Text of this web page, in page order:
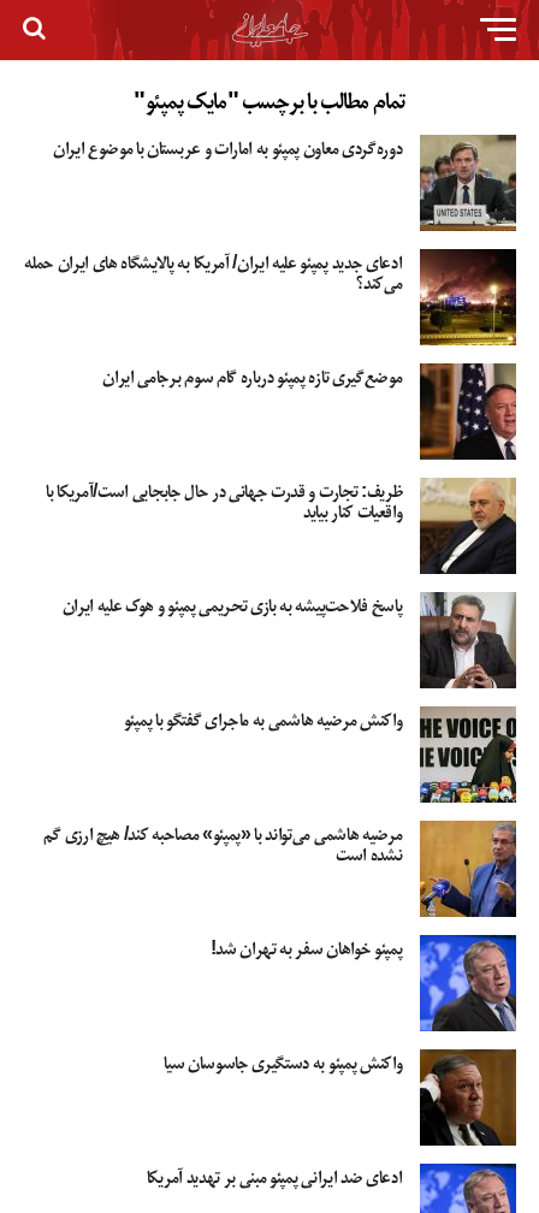
تمام مطالب با برچسب "مایک پمپئو"
دوره‌گردی معاون پمپئو به امارات و عربستان با موضوع ایران
ادعای جدید پمپئو علیه ایران/ آمریکا به پالایشگاه های ایران حمله
می‌کند؟
موضع‌گیری تازه پمپئو درباره گام سوم برجامی ایران
ظریف: تجارت و قدرت جهانی در حال جابجایی است/آمریکا با
واقعیات کنار بیاید
پاسخ فلاحت‌پیشه به بازی تحریمی پمپئو و هوک علیه ایران
واکنش مرضیه هاشمی به ماجرای گفتگو با پمپئو
مرضیه هاشمی می‌تواند با «پمپئو» مصاحبه کند/ هیچ ارزی گم
نشده است
پمپئو خواهان سفر به تهران شد!
واکنش پمپئو به دستگیری جاسوسان سیا
ادعای ضد ایرانی پمپئو مبنی بر تهدید آمریکا